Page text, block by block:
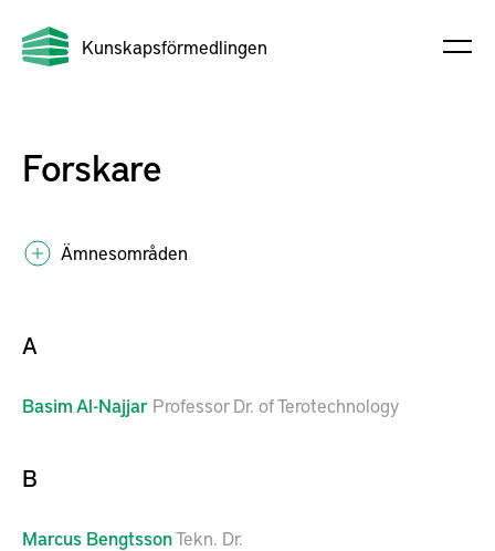
Kunskapsförmedlingen
Forskare
Ämnesområden
A
BasimAl-Najjar Professor Dr. of Terotechnology
B
Marcus BengtssonTekn. Dr.